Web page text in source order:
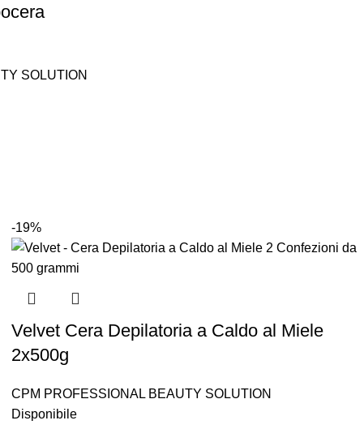
SOLUTION
-19%
Velvet Cera Depilatoria a Caldo al Miele
2x500g
CPM PROFESSIONAL BEAUTY SOLUTION
Disponibile